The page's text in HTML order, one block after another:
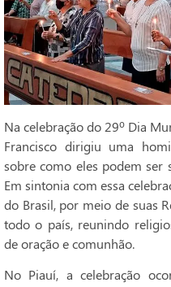
Na celebração do 29º Dia
Francisco dirigiu uma
sobre como eles podem ser
Em sintonia com essa
do Brasil, por meio de suas
todo o país, reunindo
de oração e comunhão.
No Piauí, a celebração